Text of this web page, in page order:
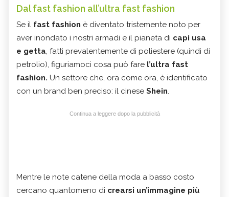
Dal fast fashion all’ultra fast fashion
Se il fast fashion è diventato tristemente noto per
aver inondato i nostri armadi e il pianeta di capi usa
e getta, fatti prevalentemente di poliestere (quindi di
petrolio), figuriamoci cosa può fare l’ultra fast
fashion. Un settore che, ora come ora, è identificato
con un brand ben preciso: il cinese Shein.
Continua a leggere dopo la pubblicità
Mentre le note catene della moda a basso costo
cercano quantomeno di crearsi un’immagine più